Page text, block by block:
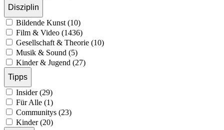
Disziplin
Bildende Kunst (10)
Film & Video (1436)
Gesellschaft & Theorie (10)
Musik & Sound (5)
Kinder & Jugend (27)
Tipps
Insider (29)
Für Alle (1)
Communitys (23)
Kinder (20)